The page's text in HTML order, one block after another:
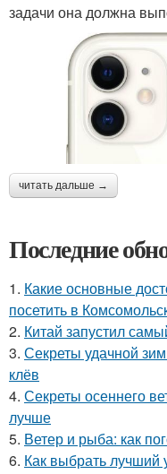
задачи она должна
читать дальше →
Последние
1. Какие основные
посетить в
2. Китай запустил
3. Секреты удачной
клёв
4. Секреты осеннего
лучше
5. Ветер и рыба: как
6. Как выбрать лучший